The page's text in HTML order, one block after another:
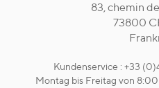
83, chemin
73800
Kundenservice : +33
Montag bis Freitag von